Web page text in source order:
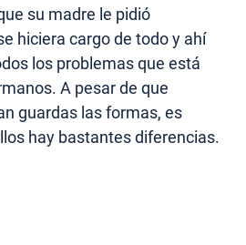
su madre le pidió
hiciera cargo de todo y ahí
los problemas que está
A pesar de que
guardas las formas, es
hay bastantes diferencias.